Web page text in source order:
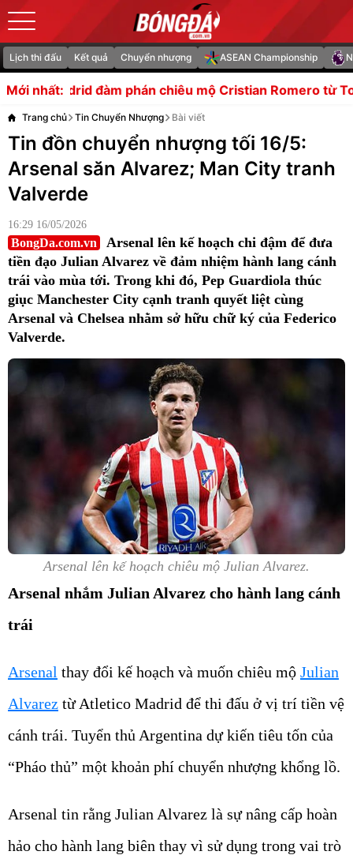
Lịch thi đấu Kết quả Chuyển nhượng ASEAN Championship
Mới nhất:
phán chiêu mộ Cristian Romero từ Tottenham
Trang chủ Tin Chuyển Nhượng Bài viết
Tin đồn chuyển nhượng tối 16/5:
Arsenal săn Alvarez; Man City tranh
Valverde
16:29 16/05/2026
BongDa.com.vn
Arsenal lên kế hoạch chi đậm để đưa
tiền đạo Julian Alvarez về đảm nhiệm hành lang cánh
trái vào mùa tới. Trong khi đó, Pep Guardiola thúc
giục Manchester City cạnh tranh quyết liệt cùng
Arsenal và Chelsea nhằm sở hữu chữ ký của Federico
Valverde.
Arsenal lên kế hoạch chiêu mộ Julian Alvarez.
Arsenal nhắm Julian Alvarez cho hành lang cánh
trái
Arsenal thay đổi kế hoạch và muốn chiêu mộ Julian
Alvarez từ Atletico Madrid để thi đấu ở vị trí tiền vệ
cánh trái. Tuyển thủ Argentina dự kiến tiêu tốn của
“Pháo thủ” một khoản phí chuyển nhượng khổng lồ.
Arsenal tin rằng Julian Alvarez là sự nâng cấp hoàn
hảo cho hành lang biên thay vì sử dụng trong vai trò